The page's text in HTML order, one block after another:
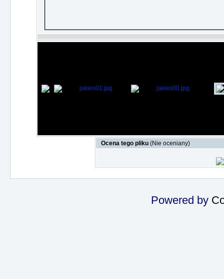
Ocena tego pliku (Nie oceniany)
Powered by